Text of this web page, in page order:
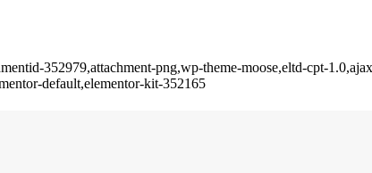
352979,attachment-png,wp-theme-moose,eltd-cpt-
default,elementor-kit-352165